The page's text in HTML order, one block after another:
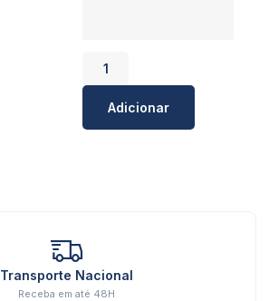
Adicionar
Transporte Nacional
Receba em até 48H